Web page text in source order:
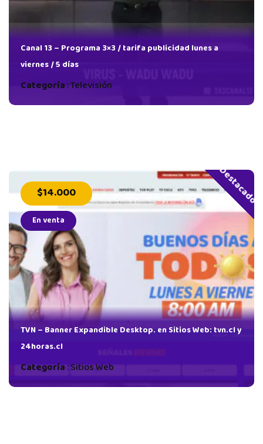
Canal 13 – Programa 3×3 / tarifa publicidad lunes a
viernes / 5 días
Categoría:Televisión
Destacado
$14.000
En venta
TVN – Banner Expandible Desktop. en Sitios Web: tvn.cl y
24horas.cl
Categoría:Sitios Web